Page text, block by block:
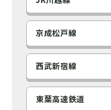
京成松戸線
西武新宿線
東葉高速鉄道